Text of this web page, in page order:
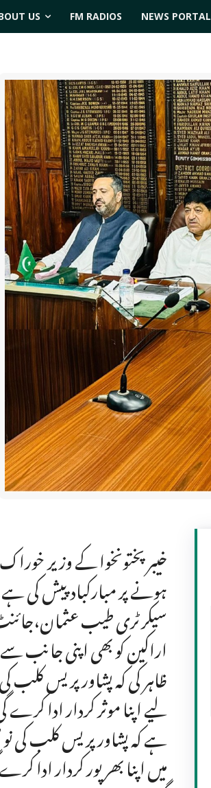
US FM RADIOS NEWS PORTAL
خیبر پختونخوا کے وزیر
ہونے پر مبارکبادپیش کی
سیکرٹری طیب
اراکین کو بھی اپنی جانب
ظاہر کی کہ پشاور پریس
لیے اپنا موثر کردار ادا
ہے کہ پشاور پریس کلب کی
میں اپنا بھر پور کردار ادا